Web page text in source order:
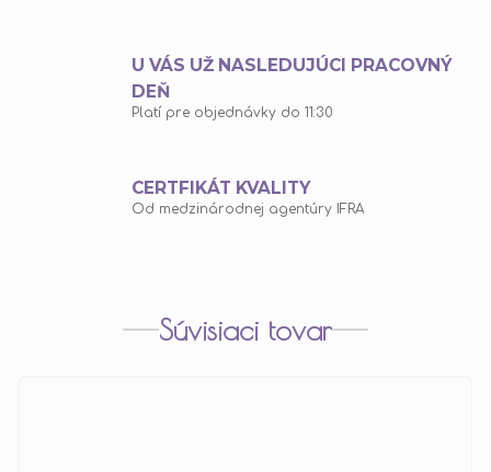
U VÁS UŽ NASLEDUJÚCI PRACOVNÝ
DEŇ
Platí pre objednávky do 11:30
CERTFIKÁT KVALITY
Od medzinárodnej agentúry IFRA
Súvisiaci tovar